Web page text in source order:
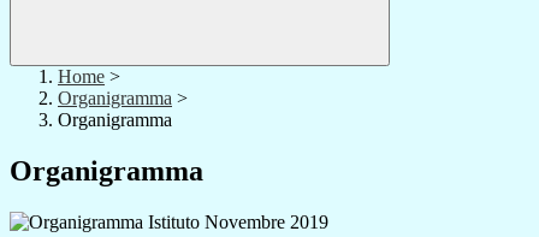
Home >
Organigramma >
Organigramma
Organigramma